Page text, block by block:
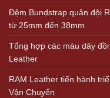
Đệm Bundstrap quân đội
từ 25mm đến 38mm
Tổng hợp các màu dây
Leather
RAM Leather tiến hành
Vận Chuyển